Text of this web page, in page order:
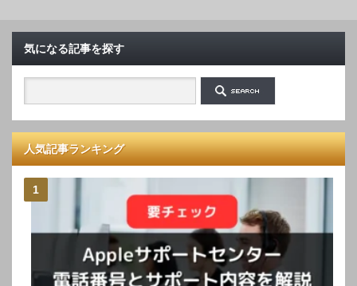
気になる記事を探す
人気記事ランキング